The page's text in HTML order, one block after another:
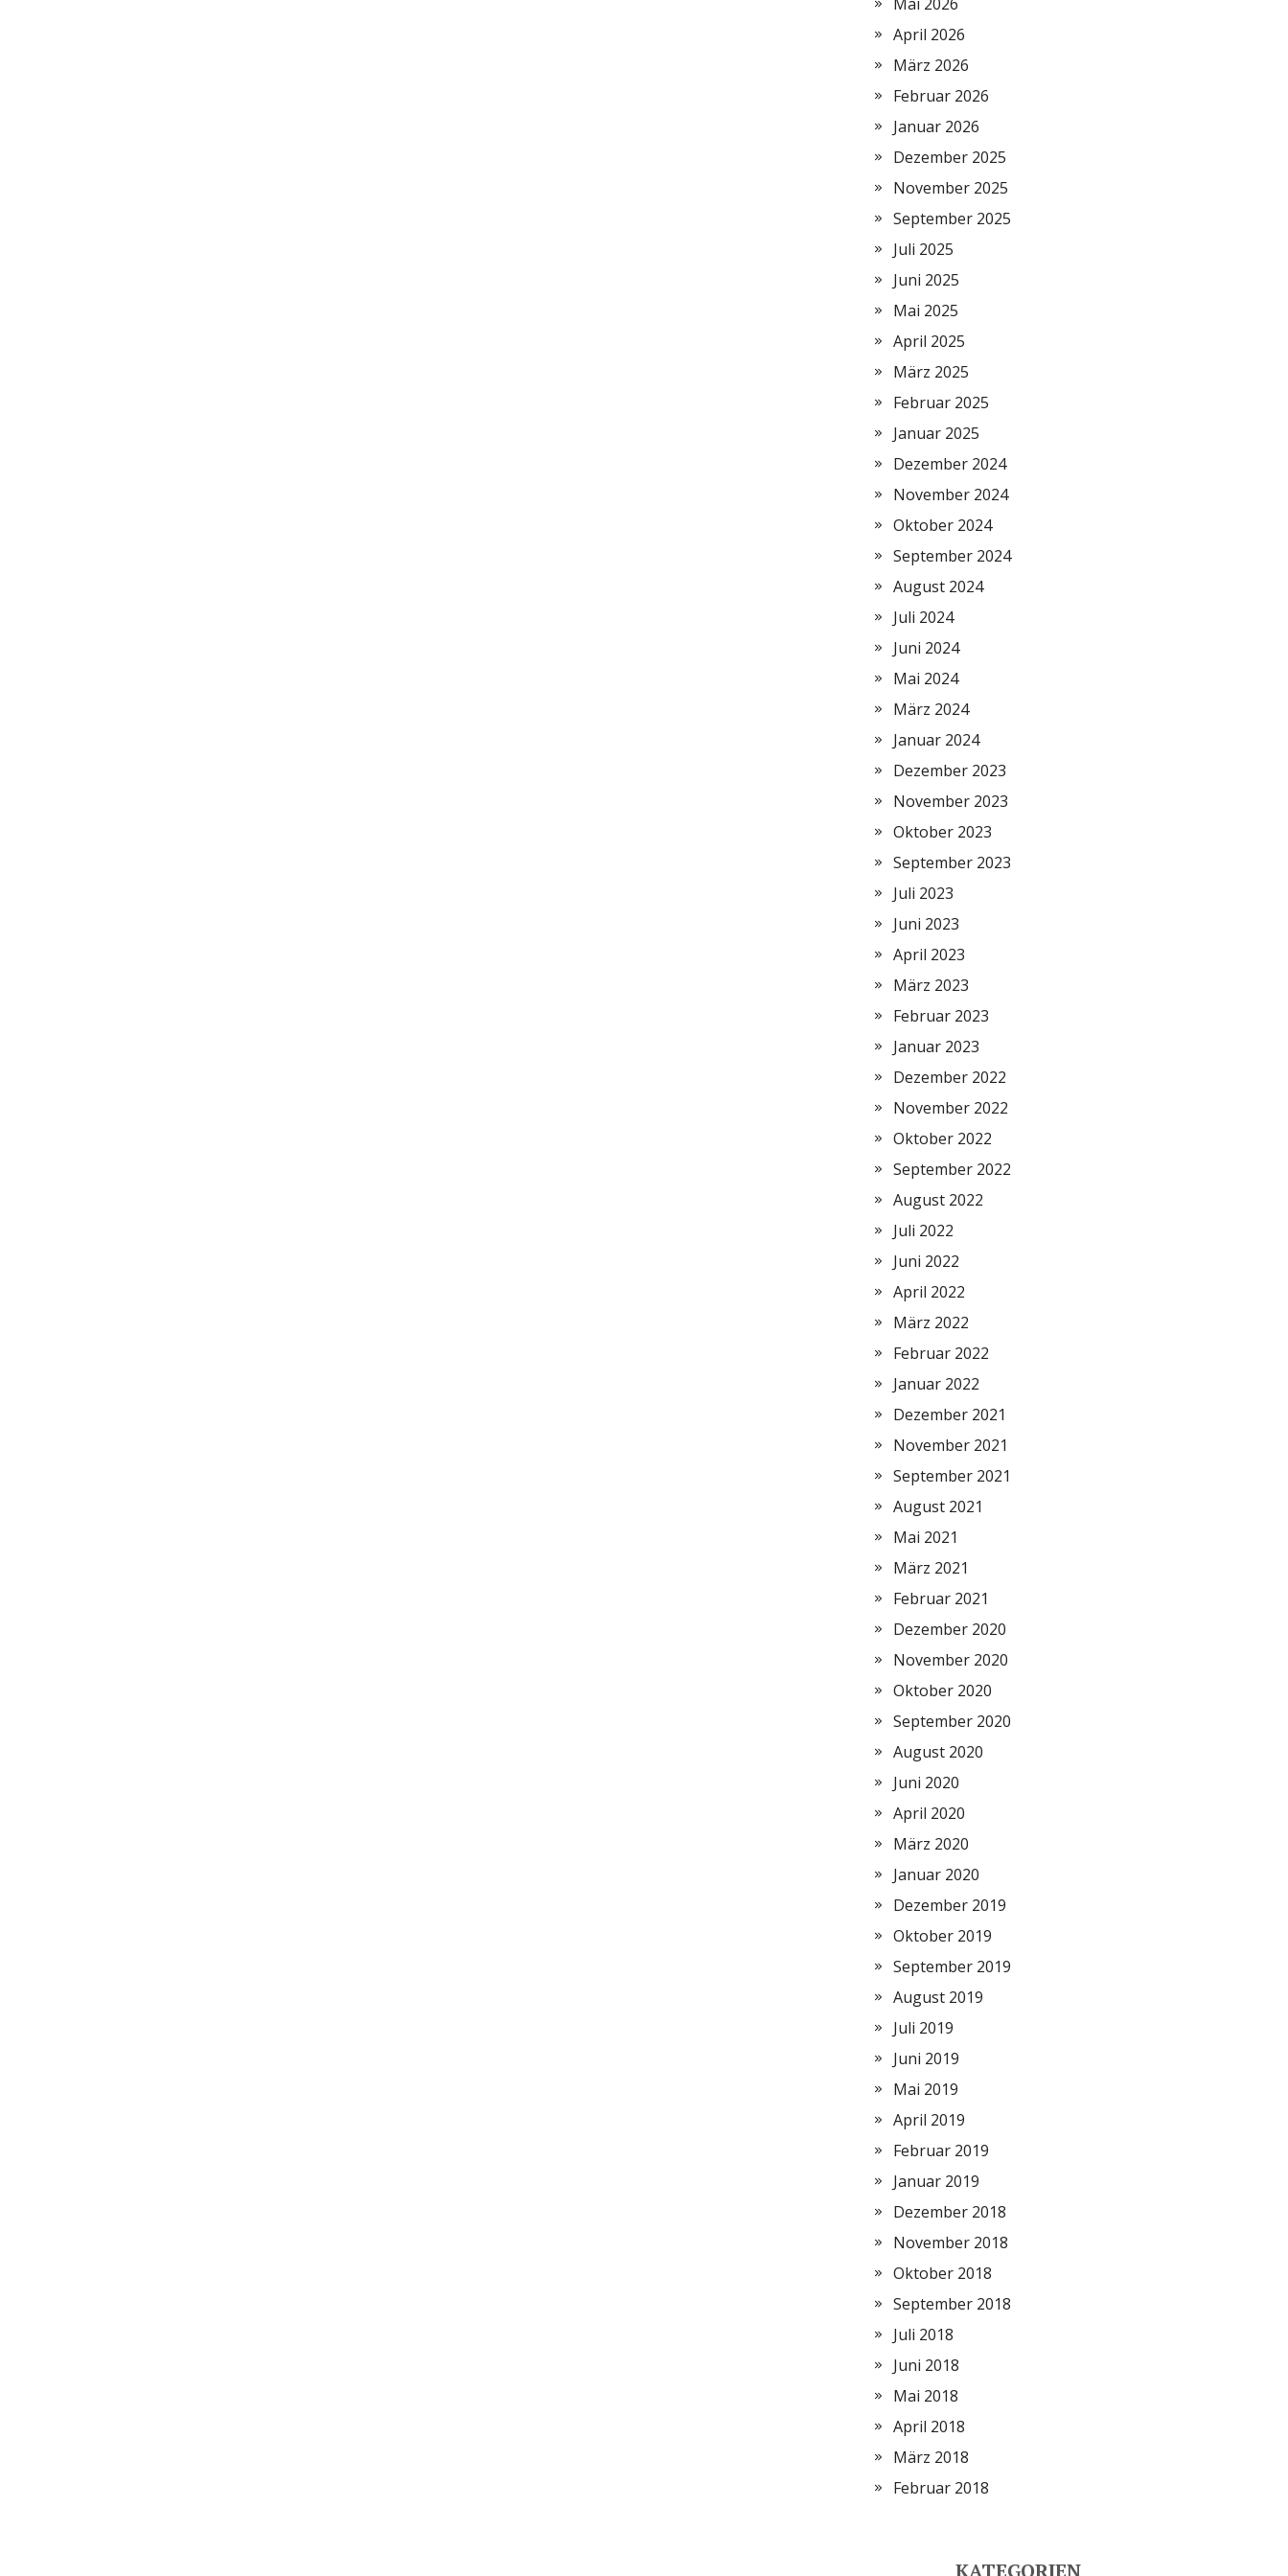
April 2026
März 2026
Februar 2026
Januar 2026
Dezember 2025
November 2025
September 2025
Juli 2025
Juni 2025
Mai 2025
April 2025
März 2025
Februar 2025
Januar 2025
Dezember 2024
November 2024
Oktober 2024
September 2024
August 2024
Juli 2024
Juni 2024
Mai 2024
März 2024
Januar 2024
Dezember 2023
November 2023
Oktober 2023
September 2023
Juli 2023
Juni 2023
April 2023
März 2023
Februar 2023
Januar 2023
Dezember 2022
November 2022
Oktober 2022
September 2022
August 2022
Juli 2022
Juni 2022
April 2022
März 2022
Februar 2022
Januar 2022
Dezember 2021
November 2021
September 2021
August 2021
Mai 2021
März 2021
Februar 2021
Dezember 2020
November 2020
Oktober 2020
September 2020
August 2020
Juni 2020
April 2020
März 2020
Januar 2020
Dezember 2019
Oktober 2019
September 2019
August 2019
Juli 2019
Juni 2019
Mai 2019
April 2019
Februar 2019
Januar 2019
Dezember 2018
November 2018
Oktober 2018
September 2018
Juli 2018
Juni 2018
Mai 2018
April 2018
März 2018
Februar 2018
KATEGORIEN